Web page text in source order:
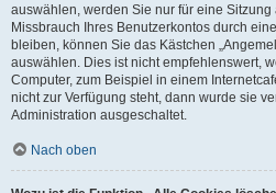
auswählen, werden Sie nur für eine
Missbrauch Ihres Benutzerkontos durch
bleiben, können Sie das Kästchen
auswählen. Dies ist nicht empfehlenswert,
Computer, zum Beispiel in einem
nicht zur Verfügung steht, dann wurde sie
Administration ausgeschaltet.
Nach oben